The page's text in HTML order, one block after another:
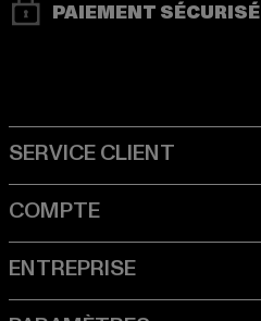
PAIEMENT SÉCURISÉ